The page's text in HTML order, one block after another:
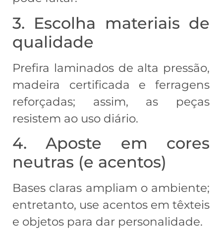
3. Escolha materiais de
qualidade
Prefira laminados de alta pressão,
madeira certificada e ferragens
reforçadas; assim, as peças
resistem ao uso diário.
4. Aposte em cores
neutras (e acentos)
Bases claras ampliam o ambiente;
entretanto, use acentos em têxteis
e objetos para dar personalidade.